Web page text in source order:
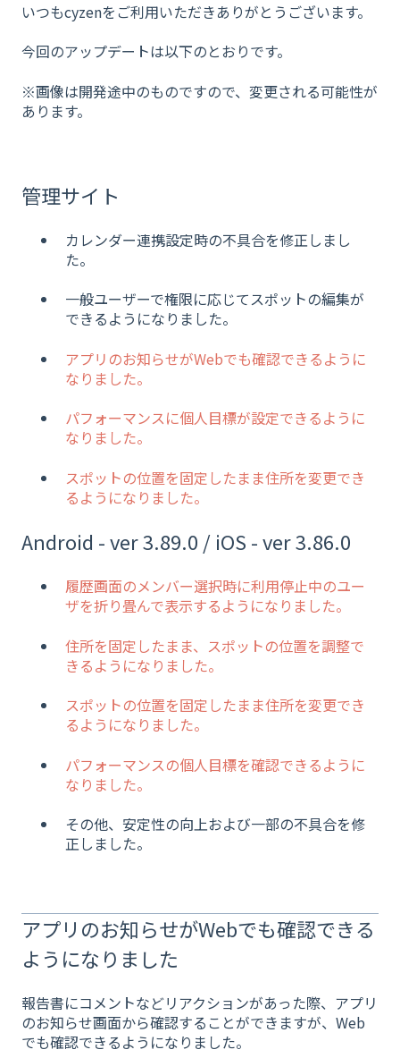
いつもcyzenをご利用いただきありがとうございます。
今回のアップデートは以下のとおりです。
※画像は開発途中のものですので、変更される可能性が
あります。
管理サイト
カレンダー連携設定時の不具合を修正しまし
た。
一般ユーザーで権限に応じてスポットの編集が
できるようになりました。
アプリのお知らせがWebでも確認できるように
なりました。
パフォーマンスに個人目標が設定できるように
なりました。
スポットの位置を固定したまま住所を変更でき
るようになりました。
Android - ver 3.89.0 / iOS - ver 3.86.0
履歴画面のメンバー選択時に利用停止中のユー
ザを折り畳んで表示するようになりました。
住所を固定したまま、スポットの位置を調整で
きるようになりました。
スポットの位置を固定したまま住所を変更でき
るようになりました。
パフォーマンスの個人目標を確認できるように
なりました。
その他、安定性の向上および一部の不具合を修
正しました。
アプリのお知らせがWebでも確認できる
ようになりました
報告書にコメントなどリアクションがあった際、アプリ
のお知らせ画面から確認することができますが、Web
でも確認できるようになりました。